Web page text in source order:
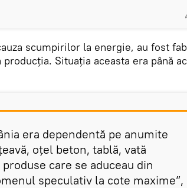
scumpirilor la energie, au fost
Situația aceasta era până
era dependentă pe anumite
oțel beton, tablă, vată
care se aduceau din
speculativ la cote maxime”,